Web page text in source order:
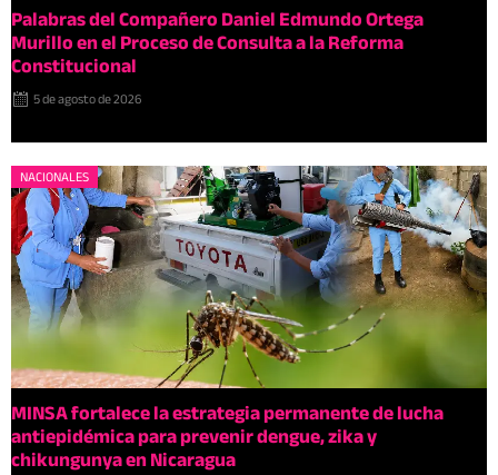
Palabras del Compañero Daniel Edmundo Ortega
Murillo en el Proceso de Consulta a la Reforma
Constitucional
5 de agosto de 2026
NACIONALES
MINSA fortalece la estrategia permanente de lucha
antiepidémica para prevenir dengue, zika y
chikungunya en Nicaragua